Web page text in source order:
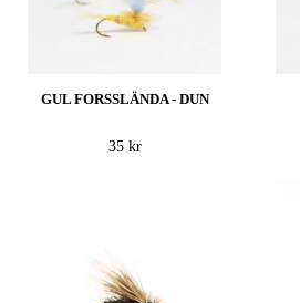
GUL FORSSLÄNDA - DUN
35 kr